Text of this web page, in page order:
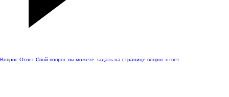
Вопрос-Ответ Свой вопрос вы можете задать на странице вопрос-ответ